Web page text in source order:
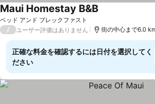
ベッド アンド ブレックファスト
Maui Homestay B&B料金を表示
/ ユーザー評価はありません 街の中心まで6.0
正確な料金を確認するには日付を選択してく
ださい